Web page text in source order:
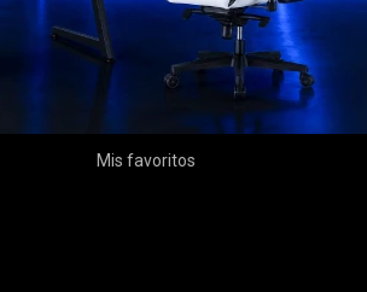
MI CUENTA
Mi cuenta
Mis compras
Mis favoritos